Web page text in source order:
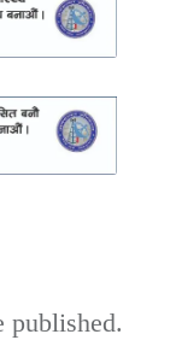
published.